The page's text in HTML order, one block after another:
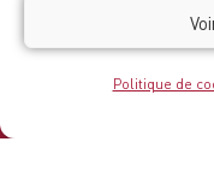
Politique de